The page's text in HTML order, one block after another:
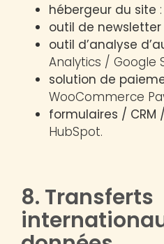
hébergeur du site
outil de
outil d’analyse
Analytics / Google
solution de
WooCommerce
formulaires /
HubSpot.
8. Transferts